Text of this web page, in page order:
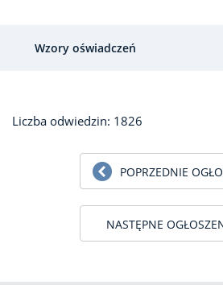
Wzory oświadczeń
Liczba odwiedzin: 1826
POPRZEDNIE
NASTĘPNE